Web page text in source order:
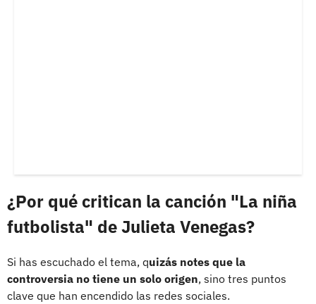
¿Por qué critican la canción "La niña
futbolista" de Julieta Venegas?
Si has escuchado el tema, quizás notes que la
controversia no tiene un solo origen, sino tres puntos
clave que han encendido las redes sociales.